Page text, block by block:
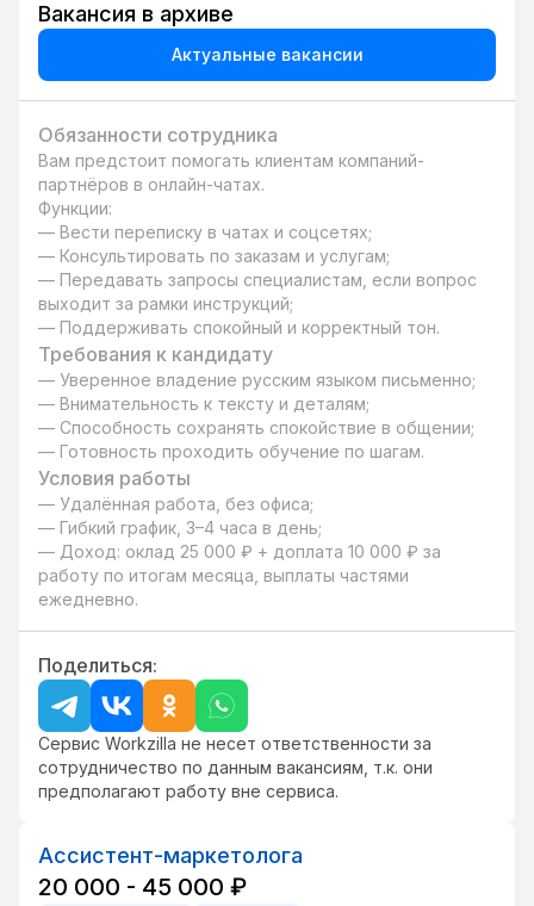
Вакансия в архиве
Актуальные вакансии
Обязанности сотрудника
Вам предстоит помогать клиентам компаний-
партнёров в онлайн-чатах.
Функции:
— Вести переписку в чатах и соцсетях;
— Консультировать по заказам и услугам;
— Передавать запросы специалистам, если вопрос
выходит за рамки инструкций;
— Поддерживать спокойный и корректный тон.
Требования к кандидату
— Уверенное владение русским языком письменно;
— Внимательность к тексту и деталям;
— Способность сохранять спокойствие в общении;
— Готовность проходить обучение по шагам.
Условия работы
— Удалённая работа, без офиса;
— Гибкий график, 3–4 часа в день;
— Доход: оклад 25 000 ₽ + доплата 10 000 ₽ за
работу по итогам месяца, выплаты частями
ежедневно.
Поделиться:
Сервис Workzilla не несет ответственности за
сотрудничество по данным вакансиям, т.к. они
предполагают работу вне сервиса.
Ассистент-маркетолога
20 000 - 45 000 ₽